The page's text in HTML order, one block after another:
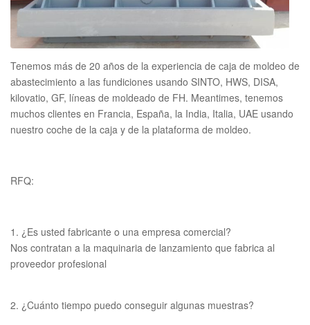
Tenemos más de 20 años de la experiencia de caja de moldeo de
abastecimiento a las fundiciones usando SINTO, HWS, DISA,
kilovatio, GF, líneas de moldeado de FH. Meantimes, tenemos
muchos clientes en Francia, España, la India, Italia, UAE usando
nuestro coche de la caja y de la plataforma de moldeo.
RFQ:
1. ¿Es usted fabricante o una empresa comercial?
Nos contratan a la maquinaria de lanzamiento que fabrica al
proveedor profesional
2. ¿Cuánto tiempo puedo conseguir algunas muestras?